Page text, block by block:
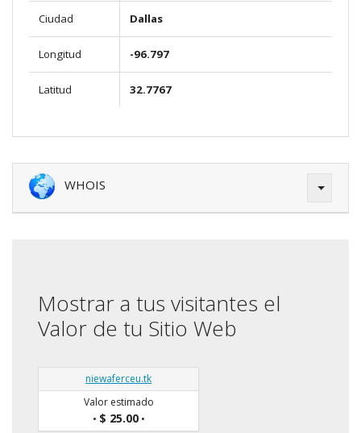
Ciudad Dallas
Longitud -96.797
Latitud 32.7767
WHOIS
Mostrar a tus visitantes el
Valor de tu Sitio Web
niewaferceu.tk
Valor estimado
• $ 25.00•